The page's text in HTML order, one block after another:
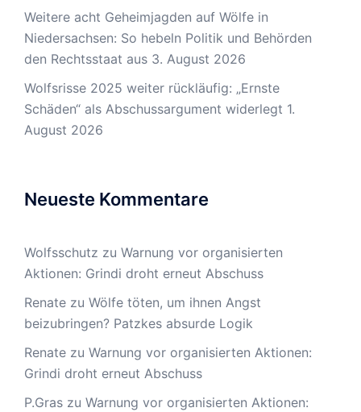
Weitere acht Geheimjagden auf Wölfe in
Niedersachsen: So hebeln Politik und Behörden
den Rechtsstaat aus 3. August 2026
Wolfsrisse 2025 weiter rückläufig: „Ernste
Schäden“ als Abschussargument widerlegt 1.
August 2026
Neueste Kommentare
Wolfsschutz zu Warnung vor organisierten
Aktionen: Grindi droht erneut Abschuss
Renate zu Wölfe töten, um ihnen Angst
beizubringen? Patzkes absurde Logik
Renate zu Warnung vor organisierten Aktionen:
Grindi droht erneut Abschuss
P.Gras zu Warnung vor organisierten Aktionen: